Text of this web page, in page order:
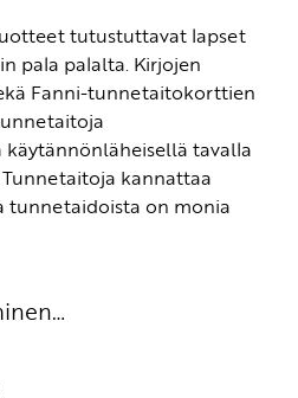
tutustuttavat lapset
pala palalta. Kirjojen
Fanni-tunnetaitokorttien
tavalla
Tunnetaitoja kannattaa
tunnetaidoista on monia